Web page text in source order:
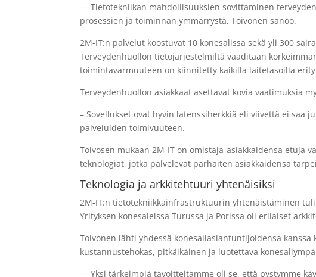
— Tietotekniikan mahdollisuuksien sovittaminen
prosessien ja toiminnan ymmärrystä, Toivonen sanoo.
2M-IT:n palvelut koostuvat 10 konesalissa sekä yli 300
Terveydenhuollon tietojärjestelmiltä vaaditaan
toimintavarmuuteen on kiinnitetty kaikilla laitetasoilla
Terveydenhuollon asiakkaat asettavat kovia vaatimuksia
– Sovellukset ovat hyvin latenssiherkkiä eli viivettä ei saa
palveluiden toimivuuteen.
Toivosen mukaan 2M-IT on omistaja-asiakkaidensa etuja
teknologiat, jotka palvelevat parhaiten asiakkaidensa
Teknologia ja arkkitehtuuri yhtenäisiksi
2M-IT:n tietotekniikkainfrastruktuurin yhtenäistäminen
Yrityksen konesaleissa Turussa ja Porissa oli erilaiset
Toivonen lähti yhdessä konesaliasiantuntijoidensa
kustannustehokas, pitkäikäinen ja luotettava
— Yksi tärkeimpiä tavoitteitamme oli se, että pystymme